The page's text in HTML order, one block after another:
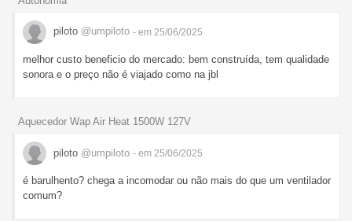
piloto @umpiloto - em 25/06/2025
melhor custo beneficio do mercado: bem construída, tem qualidade
sonora e o preço não é viajado como na jbl
Aquecedor Wap Air Heat 1500W 127V
piloto @umpiloto - em 25/06/2025
é barulhento? chega a incomodar ou não mais do que um ventilador
comum?